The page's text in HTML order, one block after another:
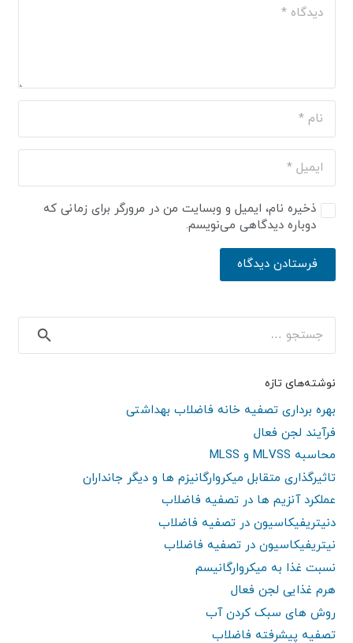
ذخیره نام، ایمیل و وبسایت من در مرورگر برای زمانی که
دوباره دیدگاهی می‌نویسم.
فرستادن دیدگاه
برای:
نوشته‌های تازه
بهره برداری تصفیه خانه فاضلاب بهداشتی
فرآیند لجن فعال
محاسبه MLVSS و MLSS
تاثیرگذاری متقابل میکروارگانیزم ها و دیگر جانداران
عملکرد آنزیم ها در تصفیه فاضلاب
دنیتریفیکاسیون در تصفیه فاضلاب
نیتریفیکاسیون در تصفیه فاضلاب
نسبت غذا به میکروارگانیسم
هرم غذایی لجن فعال
روش های سبک کردن آب
تصفیه پیشرفته فاضلاب